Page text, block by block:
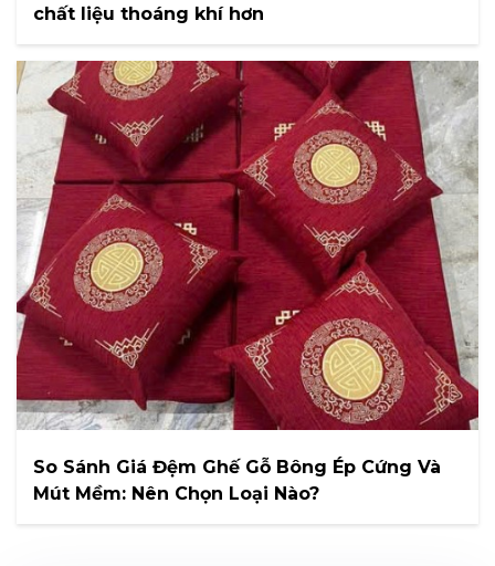
chất liệu thoáng khí hơn
So Sánh Giá Đệm Ghế Gỗ Bông Ép Cứng Và
Mút Mềm: Nên Chọn Loại Nào?